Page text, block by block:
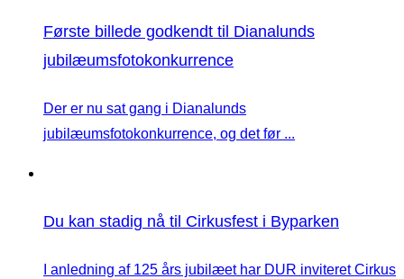
Første billede godkendt til Dianalunds
jubilæumsfotokonkurrence
Der er nu sat gang i Dianalunds
jubilæumsfotokonkurrence, og det før ...
Du kan stadig nå til Cirkusfest i Byparken
I anledning af 125 års jubilæet har DUR inviteret Cirkus